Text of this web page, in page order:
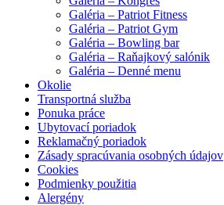
Galéria – Patriot Fitness
Galéria – Patriot Gym
Galéria – Bowling bar
Galéria – Raňajkový salónik
Galéria – Denné menu
Okolie
Transportná služba
Ponuka práce
Ubytovací poriadok
Reklamačný poriadok
Zásady spracúvania osobných údajov
Cookies
Podmienky použitia
Alergény